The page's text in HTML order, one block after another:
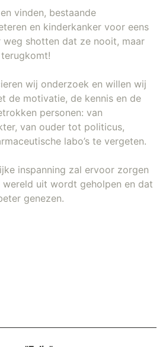
vinden, bestaande
en kinderkanker voor eens
shotten dat ze nooit, maar
wij onderzoek en willen wij
de motivatie, de kennis en de
personen: van
van ouder tot politicus,
labo’s te vergeten.
inspanning zal ervoor zorgen
uit wordt geholpen en dat
genezen.